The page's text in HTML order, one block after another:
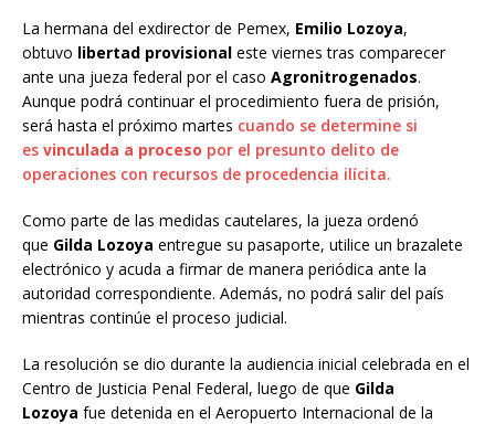
La hermana del exdirector de Pemex, Emilio Lozoya,
obtuvo libertad provisional este viernes tras comparecer
ante una jueza federal por el caso Agronitrogenados.
Aunque podrá continuar el procedimiento fuera de prisión,
será hasta el próximo martes cuando se determine si
es vinculada a proceso por el presunto delito de
operaciones con recursos de procedencia ilícita.
Como parte de las medidas cautelares, la jueza ordenó
que Gilda Lozoya entregue su pasaporte, utilice un brazalete
electrónico y acuda a firmar de manera periódica ante la
autoridad correspondiente. Además, no podrá salir del país
mientras continúe el proceso judicial.
La resolución se dio durante la audiencia inicial celebrada en el
Centro de Justicia Penal Federal, luego de que Gilda
Lozoya fue detenida en el Aeropuerto Internacional de la